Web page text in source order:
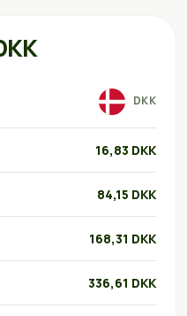
DKK
16,83 DKK
84,15 DKK
168,31 DKK
336,61 DKK